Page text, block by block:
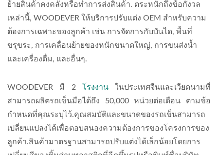
ย้ายสินค้าคงคลังหรือทำการส่งสินค้า. ตระหนักถึงข้อกังวล
เหล่านี้, WOODEVER ให้บริการปรับแต่ง OEM สำหรับความ
ต้องการเฉพาะของลูกค้า เช่น การจัดการกับบันได, พื้นที่
ขรุขระ, การเคลื่อนย้ายของหนักขนาดใหญ่, การขนส่งน้ำ
และเครื่องดื่ม, และอื่นๆ.
WOODEVER มี 2 โรงงานในประเทศจีนและเวียดนามที่
สามารถผลิตรถเข็นมือได้ถึง 50,000 หน่วยต่อเดือน ตามข้อ
กำหนดที่คุณระบุไว้.คุณสมบัติและขนาดของรถเข็นสามารถ
เปลี่ยนแปลงได้เพื่อตอบสนองความต้องการของโครงการของ
ลูกค้า.สินค้ามาตรฐานสามารถปรับแต่งได้เล็กน้อยโดยการ